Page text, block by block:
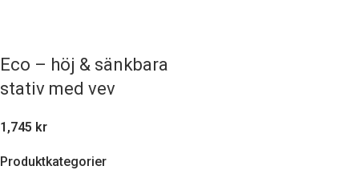
Produktkategorier
Eco – höj & sänkbara
stativ med vev
1,745 kr